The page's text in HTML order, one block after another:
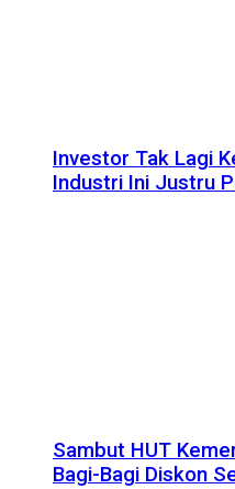
Investor Tak Lagi
Industri Ini Justru
Sambut HUT
Bagi-Bagi Diskon